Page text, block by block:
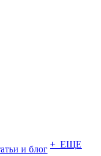
и блог + ЕЩЕ